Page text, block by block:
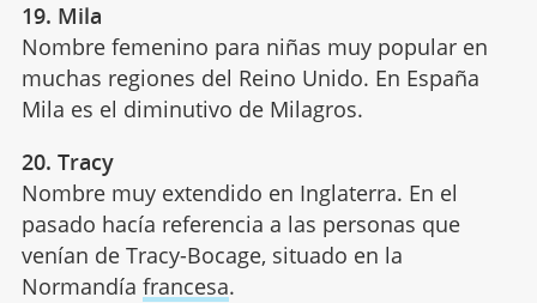
19. Mila
Nombre femenino para niñas muy popular en
muchas regiones del Reino Unido. En España
Mila es el diminutivo de Milagros.
20. Tracy
Nombre muy extendido en Inglaterra. En el
pasado hacía referencia a las personas que
venían de Tracy-Bocage, situado en la
Normandía francesa.